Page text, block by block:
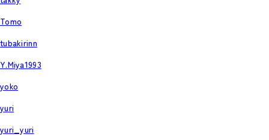
Tomo
tubakirinn
Y.Miya1993
yoko
yuri
yuri_yuri